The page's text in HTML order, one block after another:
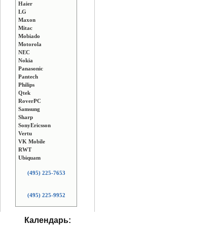
Haier
LG
Maxon
Mitac
Mobiado
Motorola
NEC
Nokia
Panasonic
Pantech
Philips
Qtek
RoverPC
Samsung
Sharp
SonyEricsson
Vertu
VK Mobile
RWT
Ubiquam
(495) 225-7653
(495) 225-9952
Календарь: